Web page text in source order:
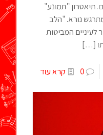
תיאטרון "תמונע"
נורא. "הלב
לעיניים המביטות
[…]
0 קרא עוד